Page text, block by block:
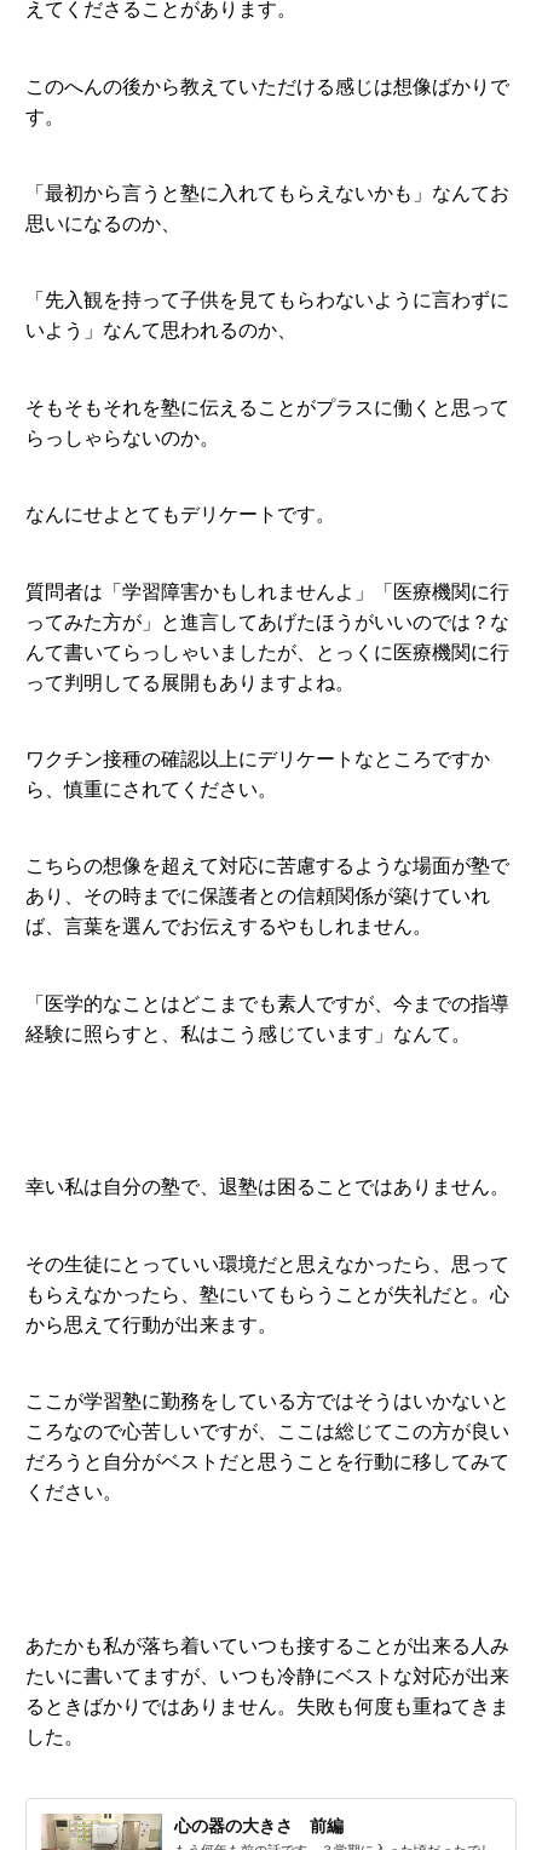
えてくださることがあります。
このへんの後から教えていただける感じは想像ばかりで
す。
「最初から言うと塾に入れてもらえないかも」なんてお
思いになるのか、
「先入観を持って子供を見てもらわないように言わずに
いよう」なんて思われるのか、
そもそもそれを塾に伝えることがプラスに働くと思って
らっしゃらないのか。
なんにせよとてもデリケートです。
質問者は「学習障害かもしれませんよ」「医療機関に行
ってみた方が」と進言してあげたほうがいいのでは？な
んて書いてらっしゃいましたが、とっくに医療機関に行
って判明してる展開もありますよね。
ワクチン接種の確認以上にデリケートなところですか
ら、慎重にされてください。
こちらの想像を超えて対応に苦慮するような場面が塾で
あり、その時までに保護者との信頼関係が築けていれ
ば、言葉を選んでお伝えするやもしれません。
「医学的なことはどこまでも素人ですが、今までの指導
経験に照らすと、私はこう感じています」なんて。
幸い私は自分の塾で、退塾は困ることではありません。
その生徒にとっていい環境だと思えなかったら、思って
もらえなかったら、塾にいてもらうことが失礼だと。心
から思えて行動が出来ます。
ここが学習塾に勤務をしている方ではそうはいかないと
ころなので心苦しいですが、ここは総じてこの方が良い
だろうと自分がベストだと思うことを行動に移してみて
ください。
あたかも私が落ち着いていつも接することが出来る人み
たいに書いてますが、いつも冷静にベストな対応が出来
るときばかりではありません。失敗も何度も重ねてきま
した。
心の器の大きさ 前編